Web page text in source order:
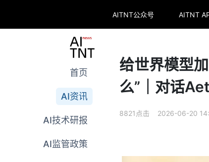
AITNT公众号 AITNT
首页
AI资讯
AI技术研报
AI监管政策
给世界模型
么”｜对话
8821点击 2026-06-20